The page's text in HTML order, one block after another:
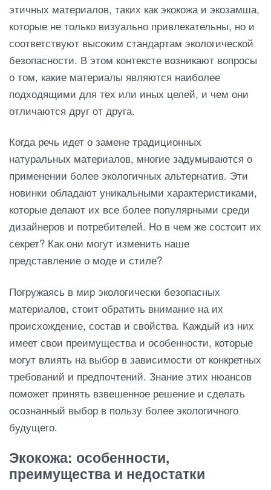
этичных материалов, таких как экокожа и экозамша,
которые не только визуально привлекательны, но и
соответствуют высоким стандартам экологической
безопасности. В этом контексте возникают вопросы
о том, какие материалы являются наиболее
подходящими для тех или иных целей, и чем они
отличаются друг от друга.
Когда речь идет о замене традиционных
натуральных материалов, многие задумываются о
применении более экологичных альтернатив. Эти
новинки обладают уникальными характеристиками,
которые делают их все более популярными среди
дизайнеров и потребителей. Но в чем же состоит их
секрет? Как они могут изменить наше
представление о моде и стиле?
Погружаясь в мир экологически безопасных
материалов, стоит обратить внимание на их
происхождение, состав и свойства. Каждый из них
имеет свои преимущества и особенности, которые
могут влиять на выбор в зависимости от конкретных
требований и предпочтений. Знание этих нюансов
поможет принять взвешенное решение и сделать
осознанный выбор в пользу более экологичного
будущего.
Экокожа: особенности,
преимущества и недостатки